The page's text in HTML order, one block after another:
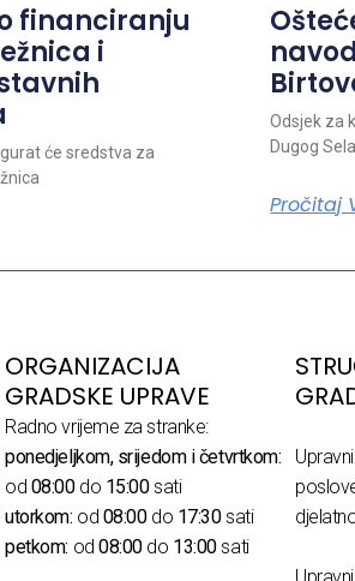
financiranju
i
će sredstva za
Odsjek za
Dugog
Pročitaj
ORGANIZACIJA
GRADSKE UPRAVE
Radno vrijeme za stranke:
ponedjeljkom, srijedom i četvrtkom:
od 08:00do 15:00sati
utorkom: od 08:00do 17:30sati
petkom: od08:00do 13:00sati